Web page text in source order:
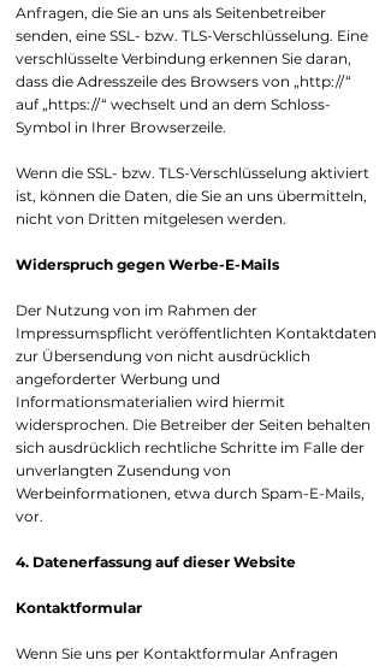
Anfragen, die Sie an uns als Seitenbetreiber
senden, eine SSL- bzw. TLS-Verschlüsselung. Eine
verschlüsselte Verbindung erkennen Sie daran,
dass die Adresszeile des Browsers von „http://“
auf „https://“ wechselt und an dem Schloss-
Symbol in Ihrer Browserzeile.
Wenn die SSL- bzw. TLS-Verschlüsselung aktiviert
ist, können die Daten, die Sie an uns übermitteln,
nicht von Dritten mitgelesen werden.
Widerspruch gegen Werbe-E-Mails
Der Nutzung von im Rahmen der
Impressumspflicht veröffentlichten Kontaktdaten
zur Übersendung von nicht ausdrücklich
angeforderter Werbung und
Informationsmaterialien wird hiermit
widersprochen. Die Betreiber der Seiten behalten
sich ausdrücklich rechtliche Schritte im Falle der
unverlangten Zusendung von
Werbeinformationen, etwa durch Spam-E-Mails,
vor.
4. Datenerfassung auf dieser Website
Kontaktformular
Wenn Sie uns per Kontaktformular Anfragen